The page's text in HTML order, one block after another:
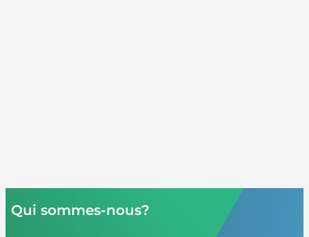
Qui sommes-nous?